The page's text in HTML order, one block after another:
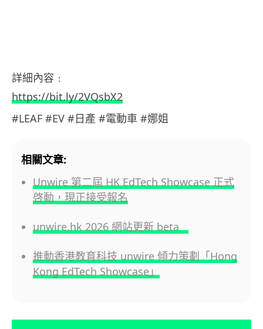
詳細內容﹕
https://bit.ly/2VQsbX2
#LEAF #EV #日產 #電動車 #娜姐
相關文章:
Unwire 第二屆 HK EdTech Showcase 正式
啓動，現正接受報名
unwire.hk 2026 網站更新 beta
推動香港教育科技 unwire 傾力策劃「Hong
Kong EdTech Showcase」